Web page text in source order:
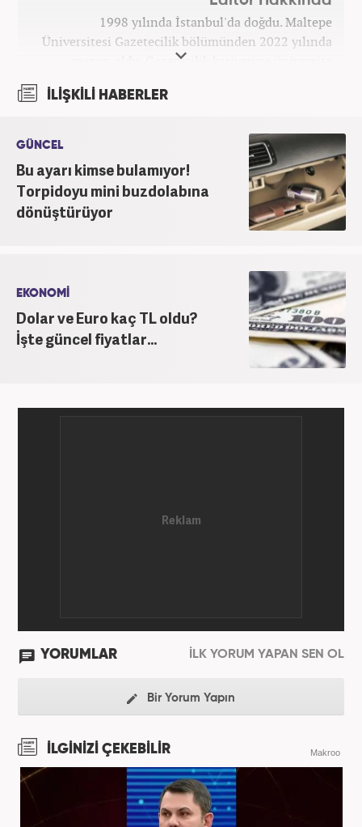
1998 yılında İstanbul'da doğdu. Maltepe
Üniversitesi Gazetecilik bölümünden 2022 yılında
mezun oldu. Gazetecilik kariyerine üniversite
Gazetecilik kariyerini sürdürüyor. Meslek hayatına
'Editör' olarak devam ediyor.
İLİŞKİLİ HABERLER
GÜNCEL
Bu ayarı kimse bulamıyor!
Torpidoyu mini buzdolabına
dönüştürüyor
EKONOMİ
Dolar ve Euro kaç TL oldu?
İşte güncel fiyatlar...
YORUMLAR İLK YORUM YAPAN SEN OL
Bir Yorum Yapın
İLGİNİZİ ÇEKEBİLİR Makroo